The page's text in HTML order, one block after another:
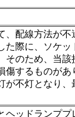
、配線方法が
た際に、ソケッ
そのため、当
傷するものが
が不灯となり
ヘッドランププ